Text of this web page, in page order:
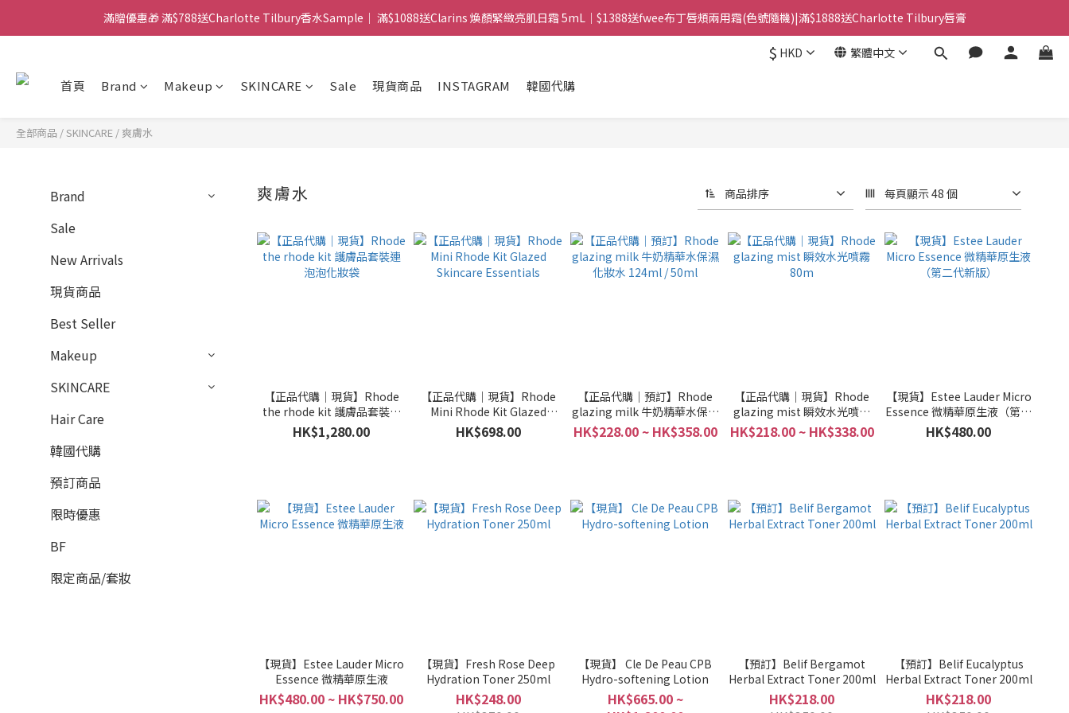
門市：旺角兆萬中心地庫B218 ｜ 所有訂單可旺角門市取貨｜全店滿$399包郵局取件｜$599包順豐站/站智能櫃｜$699包順豐上門派件
滿贈優惠🎁 滿$788送Charlotte Tilbury香水Sample｜ 滿$1088送Clarins 煥顏緊緻亮肌日霜 5mL｜$1388送fwee布丁唇頰兩用霜(色號隨機)|滿$1888送Charlotte Tilbury唇膏
門市：旺角兆萬中心地庫B218 ｜ 所有訂單可旺角門市取貨｜全店滿$399包郵局取件｜$599包順豐站/站智能櫃｜$699包順豐上門派件
$ HKD 繁體中文
首頁 Brand Makeup SKINCARE Sale 現貨商品 INSTAGRAM 韓國代購
全部商品 /SKINCARE / 爽膚水
Brand
Sale
New Arrivals
現貨商品
Best Seller
Makeup
SKINCARE
Hair Care
韓國代購
預訂商品
限時優惠
BF
限定商品/套妝
爽膚水 商品排序 每頁顯示 48 個
【正品代購｜現貨】Rhode
the rhode kit 護膚品套裝連
泡泡化妝袋
HK$1,280.00
【正品代購｜現貨】Rhode
Mini Rhode Kit Glazed
Skincare Essentials
HK$698.00
【正品代購｜預訂】Rhode
glazing milk 牛奶精華水保濕
化妝水 124ml / 50ml
HK$228.00 ~ HK$358.00
【正品代購｜現貨】Rhode
glazing mist 瞬效水光噴霧
80m
HK$218.00 ~ HK$338.00
【現貨】Estee Lauder Micro
Essence 微精華原生液（第二
代新版）
HK$480.00
【現貨】Estee Lauder Micro
Essence 微精華原生液
HK$480.00 ~ HK$750.00
【現貨】Fresh Rose Deep
Hydration Toner 250ml
HK$248.00
【現貨】 Cle De Peau CPB
Hydro-softening Lotion
HK$665.00 ~
【預訂】Belif Bergamot
Herbal Extract Toner 200ml
HK$218.00
【預訂】Belif Eucalyptus
Herbal Extract Toner 200ml
HK$218.00